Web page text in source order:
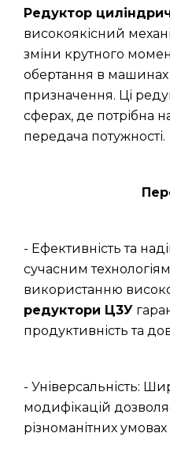
Редуктор
високоякісний
зміни крутного
обертання в машинах
призначення. Ці
сферах, де потрібна
передача потужності.
- Ефективність та
сучасним
використанню
редуктори Ц3У
продуктивність та
- Універсальність:
модифікацій
різноманітних